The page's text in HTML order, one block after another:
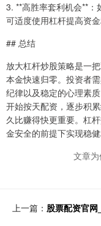
3. **高胜率套利机会**：
可适度使用杠杆提高资金
## 总结
放大杠杆炒股策略是一
本金快速归零。投资者
纪律以及稳定的心理素
开始按天配资，逐步积
久比赚得快更重要。杠
金安全的前提下实现稳健
文章
上一篇： 股票配资官